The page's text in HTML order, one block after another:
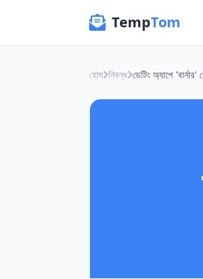
TempTom
হোম নিবন্ধ